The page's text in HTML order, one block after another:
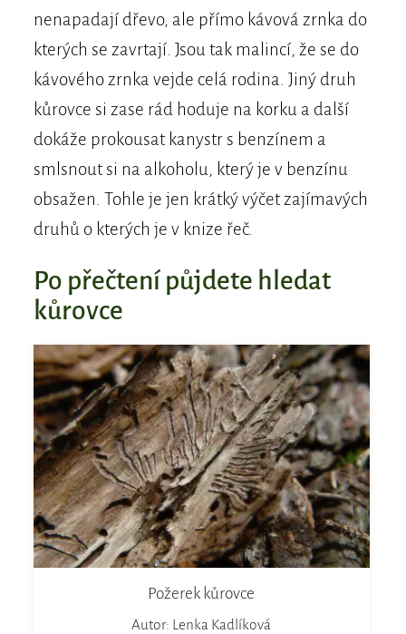
nenapadají dřevo, ale přímo kávová zrnka do
kterých se zavrtají. Jsou tak malincí, že se do
kávového zrnka vejde celá rodina. Jiný druh
kůrovce si zase rád hoduje na korku a další
dokáže prokousat kanystr s benzínem a
smlsnout si na alkoholu, který je v benzínu
obsažen. Tohle je jen krátký výčet zajímavých
druhů o kterých je v knize řeč.
Po přečtení půjdete hledat
kůrovce
Požerek kůrovce
Autor: Lenka Kadlíková